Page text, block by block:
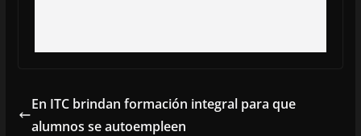
En ITC brindan formación integral para que
alumnos se autoempleen